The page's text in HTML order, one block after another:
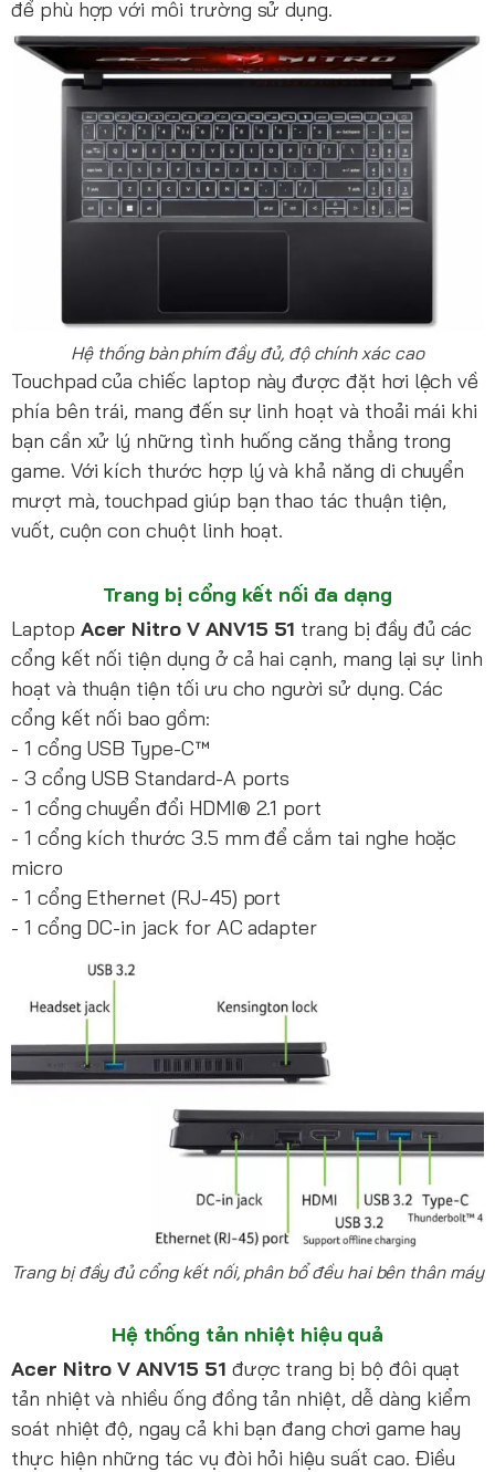
để phù hợp với môi trường sử dụng.
Hệ thống bàn phím đầy đủ, độ chính xác cao
Touchpad của chiếc laptop này được đặt hơi lệch về
phía bên trái, mang đến sự linh hoạt và thoải mái khi
bạn cần xử lý những tình huống căng thẳng trong
game. Với kích thước hợp lý và khả năng di chuyển
mượt mà, touchpad giúp bạn thao tác thuận tiện,
vuốt, cuộn con chuột linh hoạt.
Trang bị cổng kết nối đa dạng
Laptop Acer Nitro V ANV15 51 trang bị đầy đủ các
cổng kết nối tiện dụng ở cả hai cạnh, mang lại sự linh
hoạt và thuận tiện tối ưu cho người sử dụng. Các
cổng kết nối bao gồm:
- 1 cổng USB Type-C™
- 3 cổng USB Standard-A ports
- 1 cổng chuyển đổi HDMI® 2.1 port
- 1 cổng kích thước 3.5 mm để cắm tai nghe hoặc
micro
- 1 cổng Ethernet (RJ-45) port
- 1 cổng DC-in jack for AC adapter
Trang bị đầy đủ cổng kết nối, phân bổ đều hai bên thân máy
Hệ thống tản nhiệt hiệu quả
Acer Nitro V ANV15 51 được trang bị bộ đôi quạt
tản nhiệt và nhiều ống đồng tản nhiệt, dễ dàng kiểm
soát nhiệt độ, ngay cả khi bạn đang chơi game hay
thực hiện những tác vụ đòi hỏi hiệu suất cao. Điều